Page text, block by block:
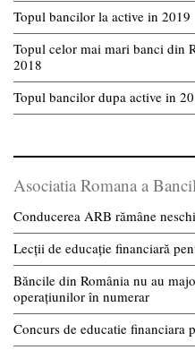
Topul bancilor la active in 2019
Topul celor mai mari banci din
2018
Topul bancilor dupa active in
Asociatia Romana a
Conducerea ARB rămâne
Lecții de educație financiară
Băncile din România nu au
operațiunilor în numerar
Concurs de educatie financiara